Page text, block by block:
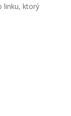
linku, ktorý